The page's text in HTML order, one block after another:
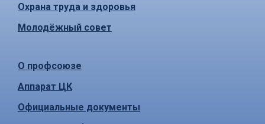
Охрана труда и здоровья
Молодёжный совет
О профсоюзе
Аппарат ЦК
Официальные документы